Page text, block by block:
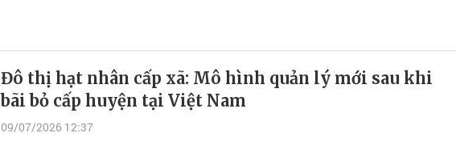
Đô thị hạt nhân cấp xã: Mô hình quản lý mới sau khi
bãi bỏ cấp huyện tại Việt Nam
09/07/2026 12:37